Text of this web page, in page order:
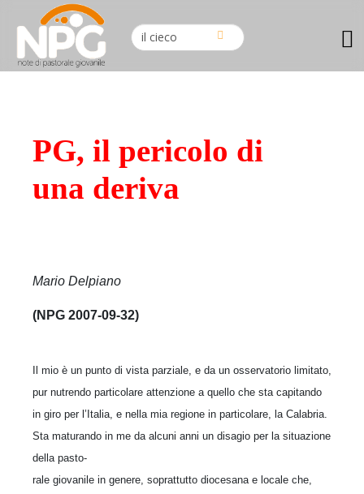
PG, il pericolo di
una deriva
Mario Delpiano
(NPG 2007-09-32)
Il mio è un punto di vista parziale, e da un osservatorio limitato,
pur nutrendo particolare attenzione a quello che sta capitando
in giro per l’Italia, e nella mia regione in particolare, la Calabria.
Sta maturando in me da alcuni anni un disagio per la situazione
della pasto-
rale giovanile in genere, soprattutto diocesana e locale che,